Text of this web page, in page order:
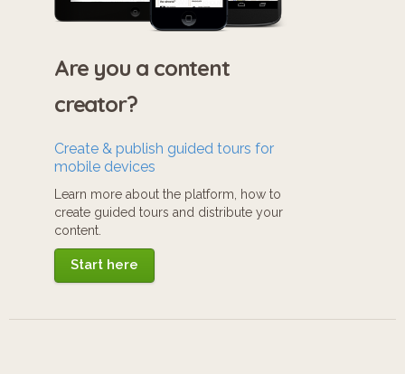
Are you a content
creator?
Create & publish guided tours for
mobile devices
Learn more about the platform, how to
create guided tours and distribute your
content.
Start here